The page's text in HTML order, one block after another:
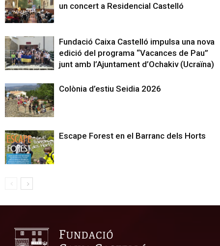
un concert a Residencial Castelló
Fundació Caixa Castelló impulsa una nova
edició del programa “Vacances de Pau”
junt amb l’Ajuntament d’Ochakiv (Ucraïna)
Colònia d’estiu Seidia 2026
Escape Forest en el Barranc dels Horts